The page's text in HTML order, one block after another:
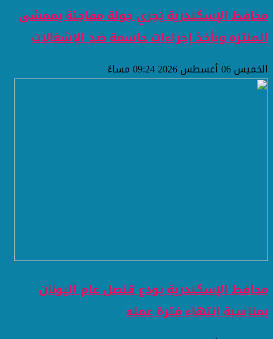
محافظ الإسكندرية يُجري جولة مفاجئة بممشى
المنتزه ويأخذ إجراءات حاسمة ضد الإشغالات
الخميس 06 أغسطس 2026 09:24 مساءً
محافظ الإسكندرية يودع قنصل عام اليونان
بمناسبة انتهاء فترة عمله